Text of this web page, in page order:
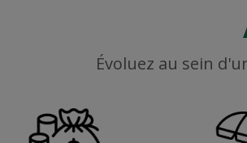
Évoluez au sein